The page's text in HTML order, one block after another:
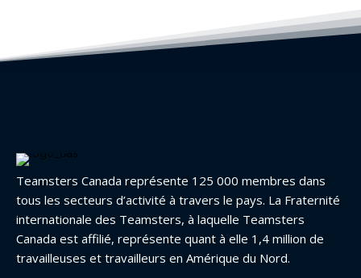
Teamsters Canada représente 125 000 membres dans
tous les secteurs d’activité à travers le pays. La Fraternité
internationale des Teamsters, à laquelle Teamsters
Canada est affilié, représente quant à elle 1,4 million de
travailleuses et travailleurs en Amérique du Nord.